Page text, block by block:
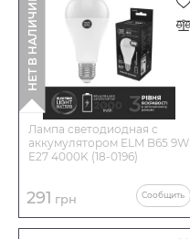
Количество в коробе шт:
Лампа светодиодная c
аккумулятором ELM B65 9W
E27 4000K (18-0196)
291 грн Сообщить
НЕТ В НАЛИЧИИ